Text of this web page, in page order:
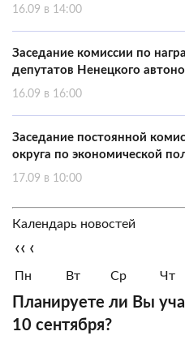
16.09 в 14:00
Заседание комиссии по
депутатов Ненецкого
16.09 в 16:00
Заседание постоянной
округа по экономической
17.09 в 10:00
Календарь новостей
‹‹ ‹
Пн Вт Ср Чт
Планируете ли Вы
10 сентября?